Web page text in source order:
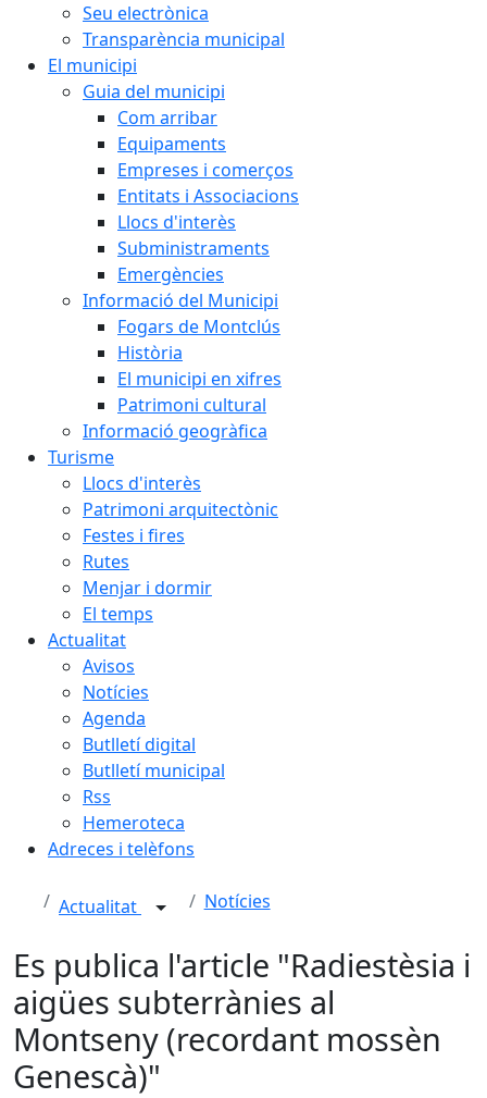
Seu electrònica
Transparència municipal
El municipi
Guia del municipi
Com arribar
Equipaments
Empreses i comerços
Entitats i Associacions
Llocs d'interès
Subministraments
Emergències
Informació del Municipi
Fogars de Montclús
Història
El municipi en xifres
Patrimoni cultural
Informació geogràfica
Turisme
Llocs d'interès
Patrimoni arquitectònic
Festes i fires
Rutes
Menjar i dormir
El temps
Actualitat
Avisos
Notícies
Agenda
Butlletí digital
Butlletí municipal
Rss
Hemeroteca
Adreces i telèfons
Actualitat Notícies
Es publica l'article "Radiestèsia i
aigües subterrànies al
Montseny (recordant mossèn
Genescà)"